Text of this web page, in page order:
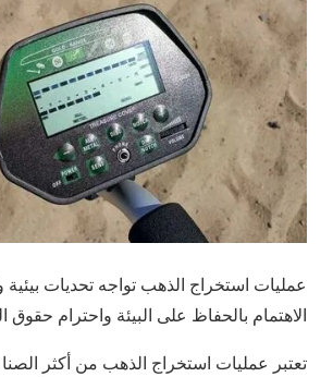
عمليات استخراج الذهب تواجه تحديات
الاهتمام بالحفاظ على البيئة واحترام حقوق
تعتبر عمليات استخراج الذهب من أكثر